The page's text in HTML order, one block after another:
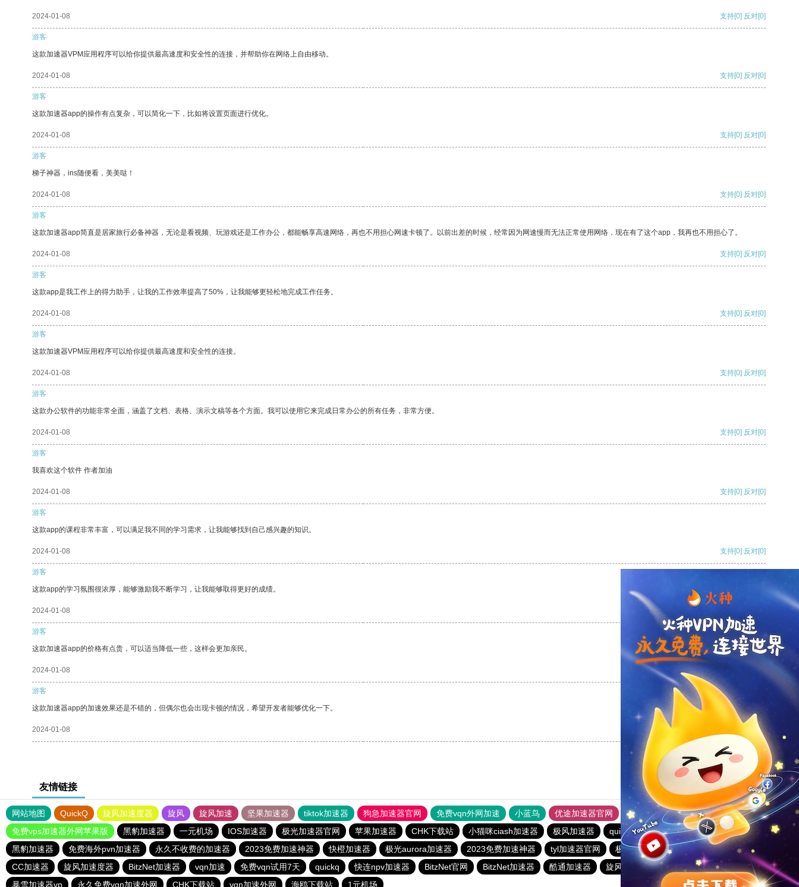
2024-01-08 支持[0] 反对[0]
游客
这款加速器VPM应用程序可以给你提供最高速度和安全性的连接，并帮助你在网络上自由移动。
2024-01-08 支持[0] 反对[0]
游客
这款加速器app的操作有点复杂，可以简化一下，比如将设置页面进行优化。
2024-01-08 支持[0] 反对[0]
游客
梯子神器，ins随便看，美美哒！
2024-01-08 支持[0] 反对[0]
游客
这款加速器app简直是居家旅行必备神器，无论是看视频、玩游戏还是工作办公，都能畅享高速网络，再也不用担心网速卡顿了。以前出差的时候，经常因为网速慢而无法正常使用网络，现在有了这个app，我再也不用担心了。
2024-01-08 支持[0] 反对[0]
游客
这款app是我工作上的得力助手，让我的工作效率提高了50%，让我能够更轻松地完成工作任务。
2024-01-08 支持[0] 反对[0]
游客
这款加速器VPM应用程序可以给你提供最高速度和安全性的连接。
2024-01-08 支持[0] 反对[0]
游客
这款办公软件的功能非常全面，涵盖了文档、表格、演示文稿等各个方面。我可以使用它来完成日常办公的所有任务，非常方便。
2024-01-08 支持[0] 反对[0]
游客
我喜欢这个软件 作者加油
2024-01-08 支持[0] 反对[0]
游客
这款app的课程非常丰富，可以满足我不同的学习需求，让我能够找到自己感兴趣的知识。
2024-01-08 支持[0] 反对[0]
游客
这款app的学习氛围很浓厚，能够激励我不断学习，让我能够取得更好的成绩。
2024-01-08
游客
这款加速器app的价格有点贵，可以适当降低一些，这样会更加亲民。
2024-01-08 反对
游客
这款加速器app的加速效果还是不错的，但偶尔也会出现卡顿的情况，希望开发者能够优化一下。
2024-01-08 反对[0]
友情链接
网站地图 QuickQ 旋风加速度器 旋风 旋风加速 坚果加速器 tiktok加速器 狗急加速器官网 免费vqn外网加速 小蓝鸟 优途加速器官网 风驰加速器 旋风加速器
八戒看书
免费vps加速器外网苹果版
黑豹加速器 一元机场 IOS加速器 极光加速器官网 苹果加速器 CHK下载站 小猫咪ciash加速器 极风加速器 quickq 书游下载站
俺来买下载站
黑豹加速器
免费海外pvn加速器 永久不收费的加速器 2023免费加速神器 快橙加速器 极光aurora加速器 2023免费加速神器 tyl加速器官网 极光vqn官网 极光加速器
西柚加速器
CC加速器
旋风加速度器 BitzNet加速器 vqn加速 免费vqn试用7天 quickq 快连npv加速器 BitzNet官网 BitzNet加速器 酷通加速器 旋风加速器
电报telegeram加速器
暴雪加速器vp
永久免费vqn加速外网 CHK下载站 vqn加速外网 海鸥下载站 1元机场